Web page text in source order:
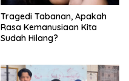
Tragedi Tabanan, Apakah
Rasa Kemanusiaan Kita
Sudah Hilang?